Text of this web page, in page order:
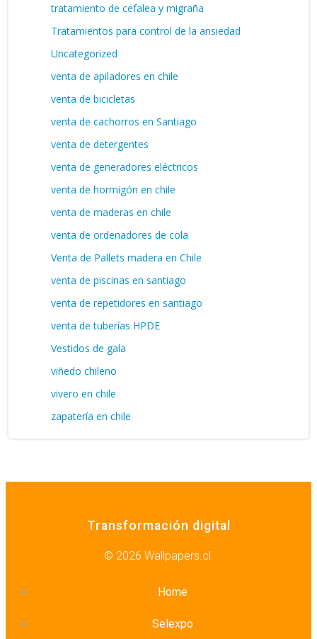
tratamiento de cefalea y migraña
Tratamientos para control de la ansiedad
Uncategorized
venta de apiladores en chile
venta de bicicletas
venta de cachorros en Santiago
venta de detergentes
venta de generadores eléctricos
venta de hormigón en chile
venta de maderas en chile
venta de ordenadores de cola
Venta de Pallets madera en Chile
venta de piscinas en santiago
venta de repetidores en santiago
venta de tuberías HPDE
Vestidos de gala
viñedo chileno
vivero en chile
zapatería en chile
Transformación digital
© 2026 Wallpapers.cl.
Home
Selexpo